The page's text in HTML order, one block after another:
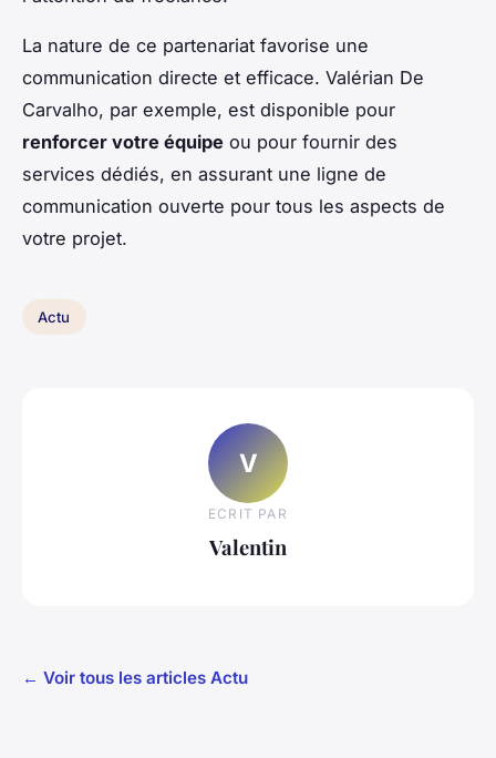
La nature de ce partenariat favorise une
communication directe et efficace. Valérian De
Carvalho, par exemple, est disponible pour
renforcer votre équipe ou pour fournir des
services dédiés, en assurant une ligne de
communication ouverte pour tous les aspects de
votre projet.
Actu
V
ECRIT PAR
Valentin
← Voir tous les articles Actu